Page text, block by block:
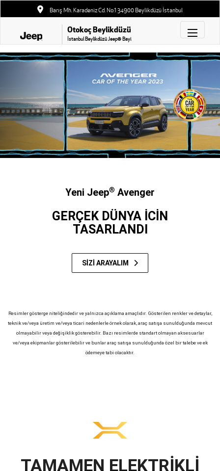
Barış Mh. Karadeniz Cd. No:1 34900 Beylikdüzü İstanbul
Otokoç Beylikdüzü
İstanbul Beylikdüzü Jeep® Bayi
Yeni Jeep® Avenger
GERÇEK DÜNYA İCİN
TASARLANDI
SİZİ ARAYALIM
Resimler gösterge niteliğindedir ve yalnızca açıklama amaçlıdır. Gösterilen renkler ve detaylar,
teknik ve/veya üretim ve/veya ticari nedenlerle örnek olarak, araç satışa sunulduğunda mevcut
olmayabilir veya değişiklik gösterebilir. Bazı resimlerde standart olmayan aksesuarlar
ve/veya ekipmanlar gösterilebilir ve bunlar araç satışa sunulduğunda özel bir talebe ve ek
ödemeye tabi olacaktır.
TAMAMEN ELEKTRİKLİ